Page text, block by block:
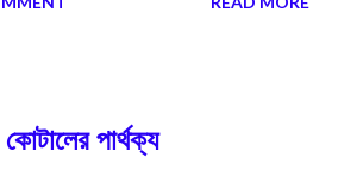
কবিরা সরাসরি ইতিহাস না লিখলেও, তাঁদের রচিত
পার্থক্য